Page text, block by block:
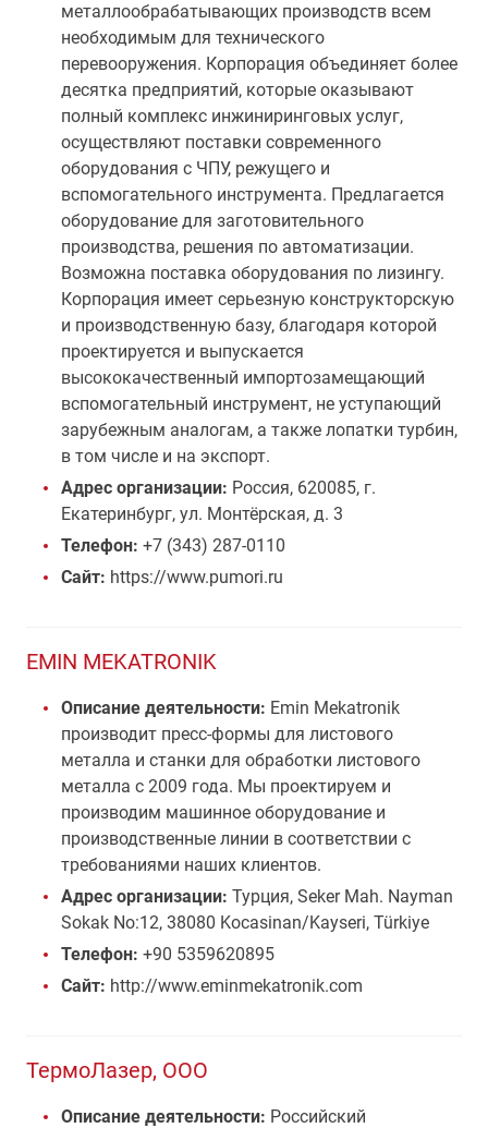
металлообрабатывающих производств всем
необходимым для технического
перевооружения. Корпорация объединяет более
десятка предприятий, которые оказывают
полный комплекс инжиниринговых услуг,
осуществляют поставки современного
оборудования с ЧПУ, режущего и
вспомогательного инструмента. Предлагается
оборудование для заготовительного
производства, решения по автоматизации.
Возможна поставка оборудования по лизингу.
Корпорация имеет серьезную конструкторскую
и производственную базу, благодаря которой
проектируется и выпускается
высококачественный импортозамещающий
вспомогательный инструмент, не уступающий
зарубежным аналогам, а также лопатки турбин,
в том числе и на экспорт.
Адрес организации: Россия, 620085, г.
Екатеринбург, ул. Монтёрская, д. 3
Телефон: +7 (343) 287-0110
Сайт: https://www.pumori.ru
EMIN MEKATRONIK
Описание деятельности: Emin Mekatronik
производит пресс-формы для листового
металла и станки для обработки листового
металла с 2009 года. Мы проектируем и
производим машинное оборудование и
производственные линии в соответствии с
требованиями наших клиентов.
Адрес организации: Турция, Seker Mah. Nayman
Sokak No:12, 38080 Kocasinan/Kayseri, Türkiye
Телефон: +90 5359620895
Сайт: http://www.eminmekatronik.com
ТермоЛазер, ООО
Описание деятельности: Российский